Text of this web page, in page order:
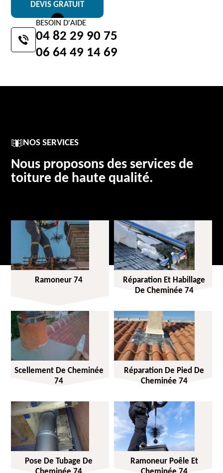
DEVIS GRATUIT
BESOIN D'AIDE
04 82 29 90 75
06 64 49 14 69
NOS SERVICES
Nous proposons des services de
toiture de haute qualité.
Ramoneur 74
Réparation Et Habillage
De Cheminée 74
Scellement De Cheminée
74
Réparation De Pied De
Cheminée 74
Pose De Tubage De
Ramoneur Poêle Et